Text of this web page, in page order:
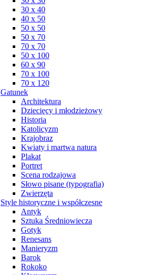
30 x 40
40 x 50
50 x 50
50 x 70
70 x 70
50 x 100
60 x 90
70 x 100
70 x 120
Gatunek
Architektura
Dziecięcy i młodzieżowy
Historia
Katolicyzm
Krajobraz
Kwiaty i martwa natura
Plakat
Portret
Scena rodzajowa
Słowo pisane (typografia)
Zwierzęta
Style historyczne i współczesne
Antyk
Sztuka Średniowiecza
Gotyk
Renesans
Manieryzm
Barok
Rokoko